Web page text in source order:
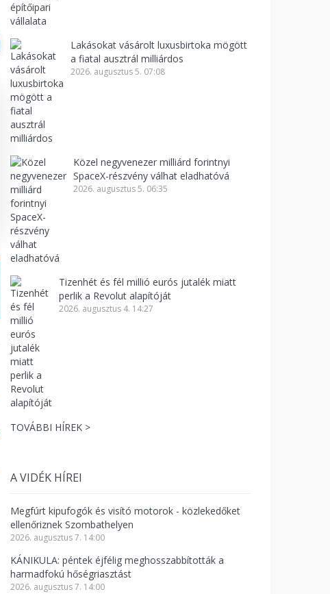
Lakásokat vásárolt luxusbirtoka mögött
a fiatal ausztrál milliárdos
2026. augusztus 5. 07:08
Közel negyvenezer milliárd forintnyi
SpaceX-részvény válhat eladhatóvá
2026. augusztus 5. 06:35
Tizenhét és fél millió eurós jutalék miatt
perlik a Revolut alapítóját
2026. augusztus 4. 14:27
TOVÁBBI HÍREK >
A VIDÉK HÍREI
Megfúrt kipufogók és visító motorok - közlekedőket
ellenőriznek Szombathelyen
2026. augusztus 7. 14:00
KÁNIKULA: péntek éjfélig meghosszabbították a
harmadfokú hőségriasztást
2026. augusztus 7. 14:00